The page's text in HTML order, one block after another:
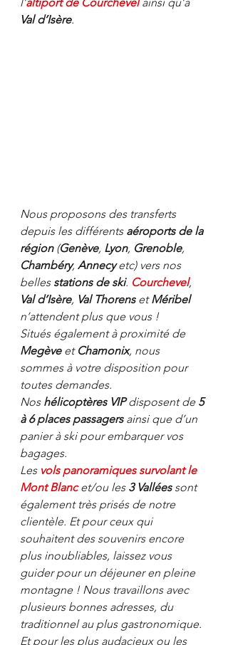
Val d’Isère.
Nous proposons des transferts
depuis les différents aéroports de la
région (Genève, Lyon, Grenoble,
Chambéry, Annecy etc) vers nos
belles stations de ski. Courchevel,
Val d’Isère, Val Thorens et Méribel
n’attendent plus que vous !
Situés également à proximité de
Megève et Chamonix, nous
sommes à votre disposition pour
toutes demandes.
Nos hélicoptères VIP disposent de 5
à 6 places passagers ainsi que d’un
panier à ski pour embarquer vos
bagages.
Les vols panoramiques survolant le
Mont Blanc et/ou les 3 Vallées sont
également très prisés de notre
clientèle. Et pour ceux qui
souhaitent des souvenirs encore
plus inoubliables, laissez vous
guider pour un déjeuner en pleine
montagne ! Nous travaillons avec
plusieurs bonnes adresses, du
traditionnel au plus gastronomique.
Et pour les plus audacieux ou les